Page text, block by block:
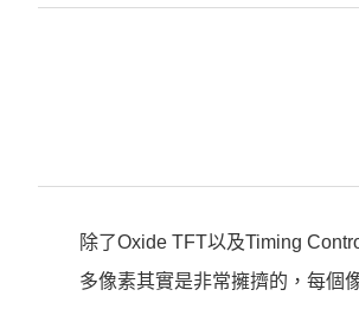
除了Oxide TFT以及Timing
多像素其實是非常擁擠的，每個